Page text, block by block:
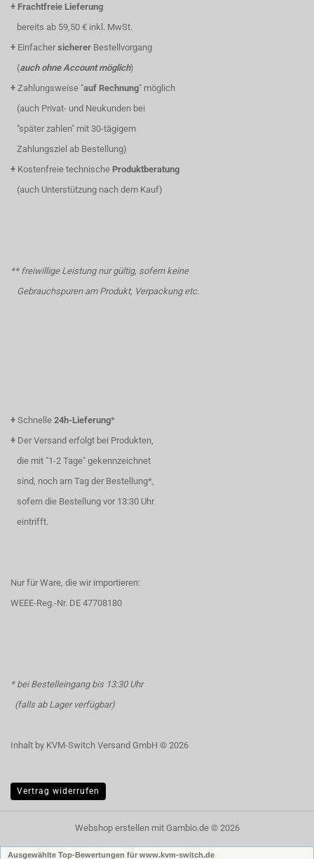
+ Frachtfreie Lieferung
bereits ab 59,50 € inkl. MwSt.
+ Einfacher sicherer Bestellvorgang
(auch ohne Account möglich)
+ Zahlungsweise "auf Rechnung" möglich
(auch Privat- und Neukunden bei
"später zahlen" mit 30-tägigem
Zahlungsziel ab Bestellung)
+ Kostenfreie technische Produktberatung
(auch Unterstützung nach dem Kauf)
** freiwillige Leistung nur gültig, sofern keine
Gebrauchspuren am Produkt, Verpackung etc.
+ Schnelle 24h-Lieferung*
+ Der Versand erfolgt bei Produkten,
die mit "1-2 Tage" gekennzeichnet
sind, noch am Tag der Bestellung*,
sofern die Bestellung vor 13:30 Uhr
eintrifft.
Nur für Ware, die wir importieren:
WEEE-Reg.-Nr. DE 47708180
* bei Bestelleingang bis 13:30 Uhr
(falls ab Lager verfügbar)
Inhalt by KVM-Switch Versand GmbH © 2026
Vertrag widerrufen
Webshop erstellenmit Gambio.de © 2026
Ausgewählte Top-Bewertungen für www.kvm-switch.de